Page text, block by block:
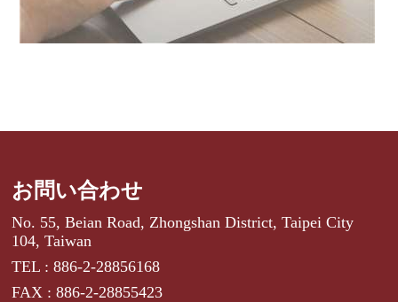
お問い合わせ
No. 55, Beian Road, Zhongshan District, Taipei City
104, Taiwan
TEL : 886-2-28856168
FAX : 886-2-28855423